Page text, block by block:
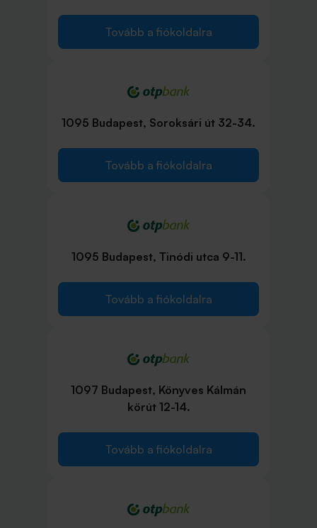
Tovább a fiókoldalra
1095 Budapest, Soroksári út 32-34.
Tovább a fiókoldalra
1095 Budapest, Tinódi utca 9-11.
Tovább a fiókoldalra
1097 Budapest, Könyves Kálmán
körút 12-14.
Tovább a fiókoldalra